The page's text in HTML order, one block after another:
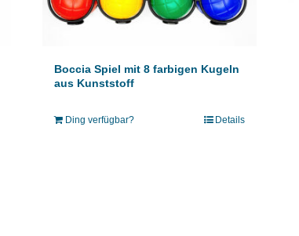
Boccia Spiel mit 8 farbigen Kugeln
aus Kunststoff
Ding verfügbar? Details